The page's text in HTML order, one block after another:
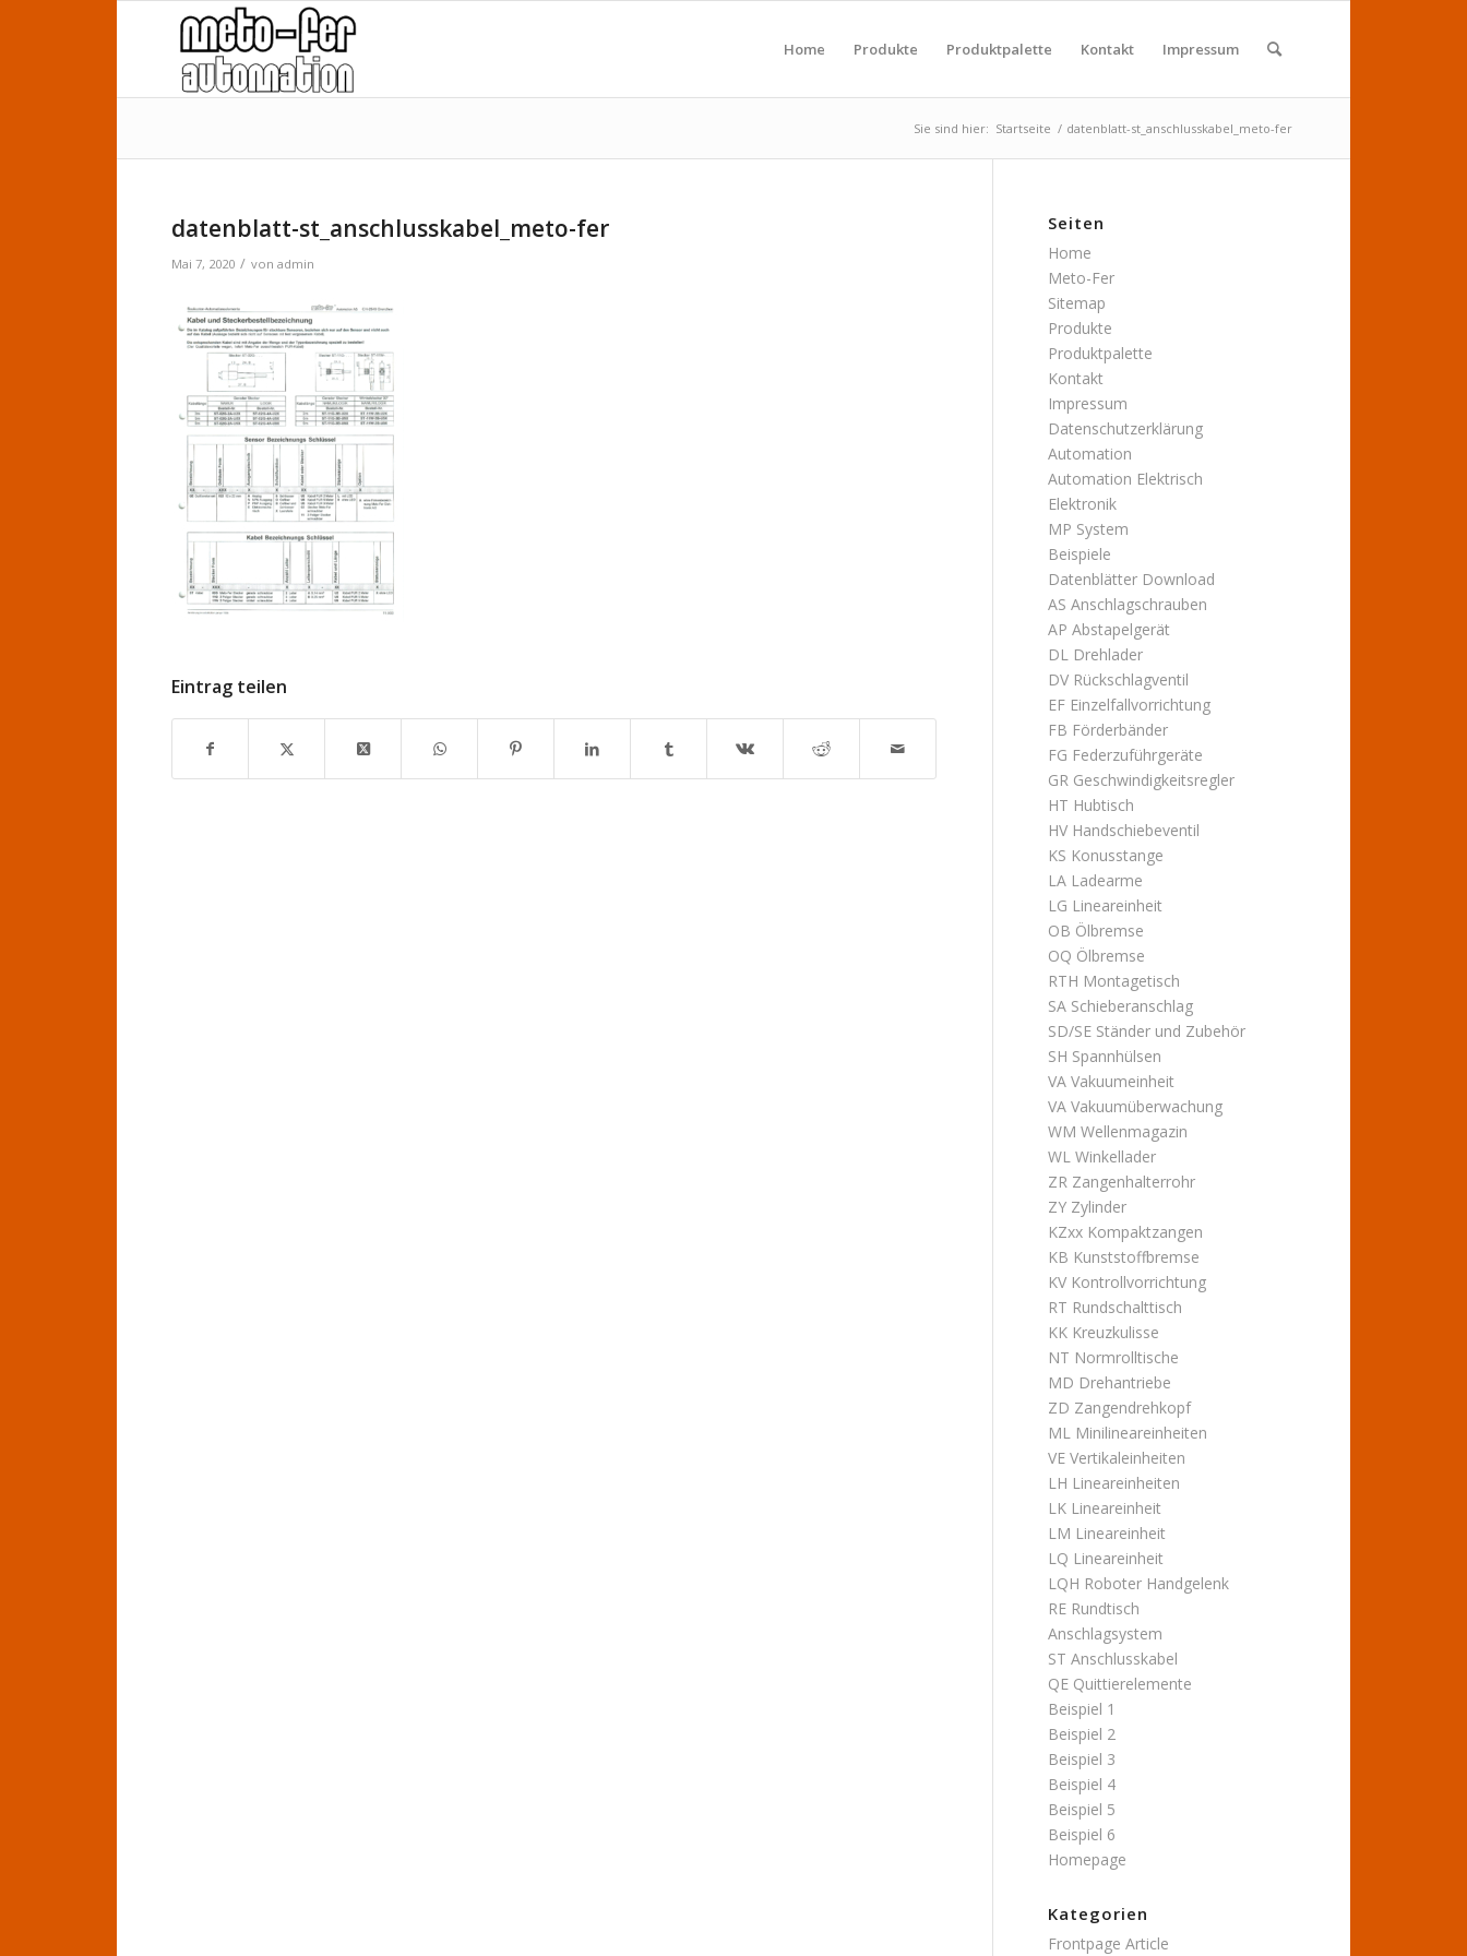
Home Produkte Produktpalette Kontakt Impressum
Sie sind hier: Startseite / datenblatt-st_anschlusskabel_meto-fer
datenblatt-st_anschlusskabel_meto-fer
Mai 7, 2020 / von admin
Eintrag teilen
Seiten
Home
Meto-Fer
Sitemap
Produkte
Produktpalette
Kontakt
Impressum
Datenschutzerklärung
Automation
Automation Elektrisch
Elektronik
MP System
Beispiele
Datenblätter Download
AS Anschlagschrauben
AP Abstapelgerät
DL Drehlader
DV Rückschlagventil
EF Einzelfallvorrichtung
FB Förderbänder
FG Federzuführgeräte
GR Geschwindigkeitsregler
HT Hubtisch
HV Handschiebeventil
KS Konusstange
LA Ladearme
LG Lineareinheit
OB Ölbremse
OQ Ölbremse
RTH Montagetisch
SA Schieberanschlag
SD/SE Ständer und Zubehör
SH Spannhülsen
VA Vakuumeinheit
VA Vakuumüberwachung
WM Wellenmagazin
WL Winkellader
ZR Zangenhalterrohr
ZY Zylinder
KZxx Kompaktzangen
KB Kunststoffbremse
KV Kontrollvorrichtung
RT Rundschalttisch
KK Kreuzkulisse
NT Normrolltische
MD Drehantriebe
ZD Zangendrehkopf
ML Minilineareinheiten
VE Vertikaleinheiten
LH Lineareinheiten
LK Lineareinheit
LM Lineareinheit
LQ Lineareinheit
LQH Roboter Handgelenk
RE Rundtisch
Anschlagsystem
ST Anschlusskabel
QE Quittierelemente
Beispiel 1
Beispiel 2
Beispiel 3
Beispiel 4
Beispiel 5
Beispiel 6
Homepage
Kategorien
Frontpage Article